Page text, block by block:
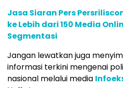
Jasa Siaran Pers
ke Lebih dari 150 Media
Segmentasi
Jangan lewatkan juga
informasi terkini mengenai
nasional melalui media